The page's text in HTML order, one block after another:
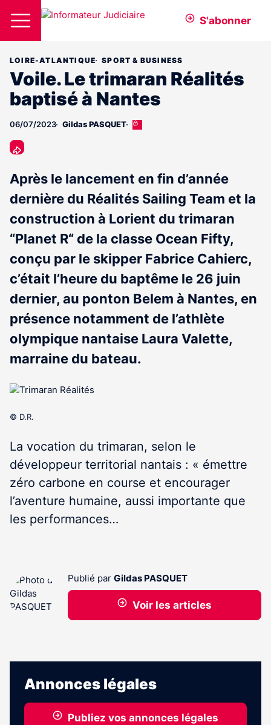
S'abonner
LOIRE-ATLANTIQUE SPORT & BUSINESS
Voile. Le trimaran Réalités
baptisé à Nantes
06/07/2023 Gildas PASQUET
Cet
abonnés
Après le lancement en fin d’année
dernière du Réalités Sailing Team et la
construction à Lorient du trimaran
“Planet R“ de la classe Ocean Fifty,
conçu par le skipper Fabrice Cahierc,
c’était l’heure du baptême le 26 juin
dernier, au ponton Belem à Nantes, en
présence notamment de l’athlète
olympique nantaise Laura Valette,
marraine du bateau.
© D.R.
La vocation du trimaran, selon le
développeur territorial nantais : « émettre
zéro carbone en course et encourager
l’aventure humaine, aussi importante que
les performances…
Publié par Gildas PASQUET
Voir les articles
Annonces légales
Publiez vos annonces légales